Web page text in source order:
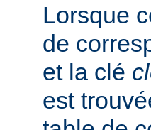
Lorsque
de
et la clé
est